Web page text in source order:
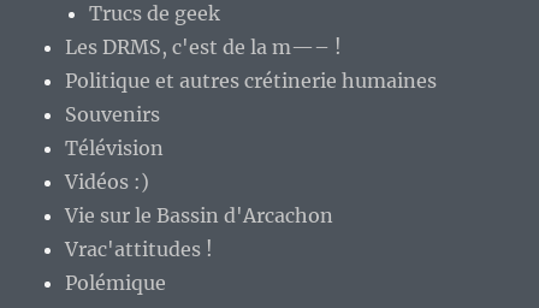
Trucs de geek
Les DRMS, c'est de la m—– !
Politique et autres crétinerie humaines
Souvenirs
Télévision
Vidéos :)
Vie sur le Bassin d'Arcachon
Vrac'attitudes !
Polémique